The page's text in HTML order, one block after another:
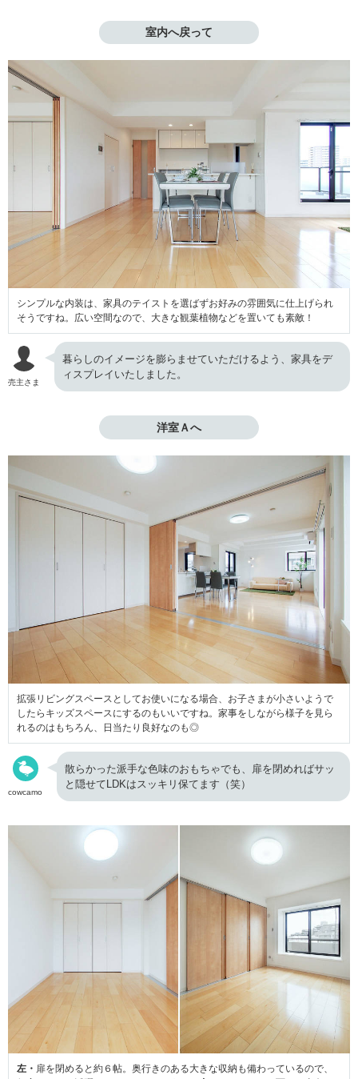
室内へ戻って
シンプルな内装は、家具のテイストを選ばずお好みの雰囲気に仕上げられ
そうですね。広い空間なので、大きな観葉植物などを置いても素敵！
売主さま
暮らしのイメージを膨らませていただけるよう、家具をデ
ィスプレイいたしました。
洋室Ａへ
拡張リビングスペースとしてお使いになる場合、お子さまが小さいようで
したらキッズスペースにするのもいいですね。家事をしながら様子を見ら
れるのはもちろん、日当たり良好なのも◎
cowcamo
散らかった派手な色味のおもちゃでも、扉を閉めればサッ
と隠せてLDKはスッキリ保てます（笑）
左・ 扉を閉めると約６帖。奥行きのある大きな収納も備わっているので、